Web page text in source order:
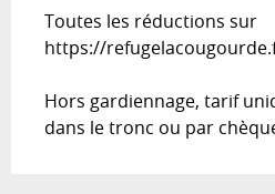
Toutes les réductions sur
https://
Hors gardiennage, tarif
dans le tronc ou par